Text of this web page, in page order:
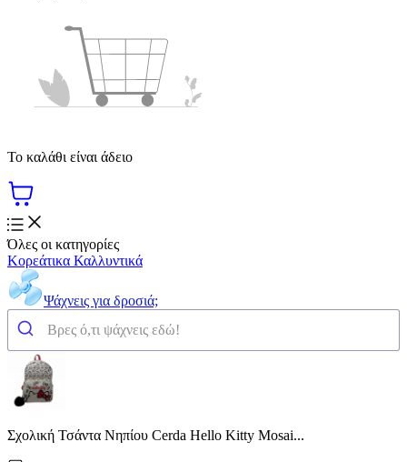
Το καλάθι είναι άδειο
Όλες οι κατηγορίες
Κορεάτικα Καλλυντικά
Ψάχνεις για δροσιά;
Σχολική Τσάντα Νηπίου Cerda Hello Kitty Mosai...